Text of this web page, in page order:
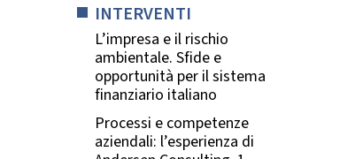
INTERVENTI
L’impresa e il rischio
ambientale. Sfide e
opportunità per il sistema
finanziario italiano
Processi e competenze
aziendali: l’esperienza di